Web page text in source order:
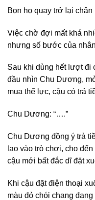
Bọn họ quay trở lại chân
Việc chờ đợi mất khá
nhưng số bước của
Sau khi dùng hết lượt đi
đầu nhìn Chu Dương,
mua thể lực, cậu có trả
Chu Dương: “….”
Chu Dương đồng ý trả
lao vào trò chơi, cho
cậu mới bất đắc dĩ đặt
Khi cậu đặt điện thoại
màu đỏ chói chang